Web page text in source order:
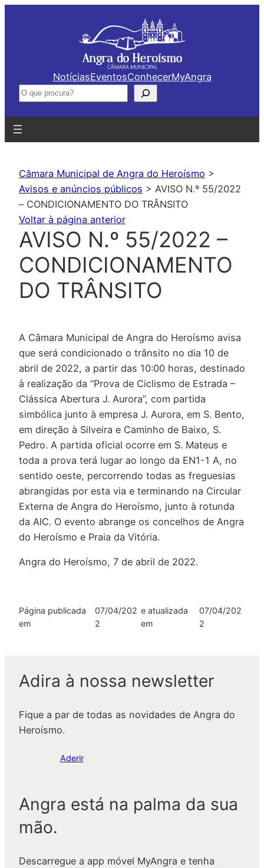
NotíciasEventosConhecerMyAngra
Pesquisar
Câmara Municipal de Angra do Heroísmo >
Avisos e anúncios públicos > AVISO N.º 55/2022
– CONDICIONAMENTO DO TRÂNSITO
Voltar à página anterior
AVISO N.º 55/2022 –
CONDICIONAMENTO
DO TRÂNSITO
A Câmara Municipal de Angra do Heroísmo avisa
que será condicionado o trânsito no dia 10 de
abril de 2022, a partir das 10:00 horas, destinado
à realização da “Prova de Ciclismo de Estrada –
Clássica Abertura J. Aurora”, com partida
simbólica junto à empresa J. Aurora, em S. Bento,
em direção à Silveira e Caminho de Baixo, S.
Pedro. A partida oficial ocorre em S. Mateus e
toda a prova terá lugar ao longo da EN1-1 A, no
sentido oeste, percorrendo todas as freguesias
abrangidas por esta via e terminando na Circular
Externa de Angra do Heroísmo, junto à rotunda
da AIC. O evento abrange os concelhos de Angra
do Heroísmo e Praia da Vitória.
Angra do Heroísmo, 7 de abril de 2022.
Página publicada
em
07/04/202
2
e atualizada
em
07/04/202
2
Adira à nossa newsletter
Fique a par de todas as novidades de Angra do
Heroísmo.
Aderir
Angra está na palma da sua
mão.
Descarregue a app móvel MyAngra e tenha